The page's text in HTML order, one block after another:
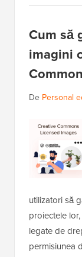
Cum să
imagini
De Personal
utilizatori să
proiectele
legate de
permisiunea